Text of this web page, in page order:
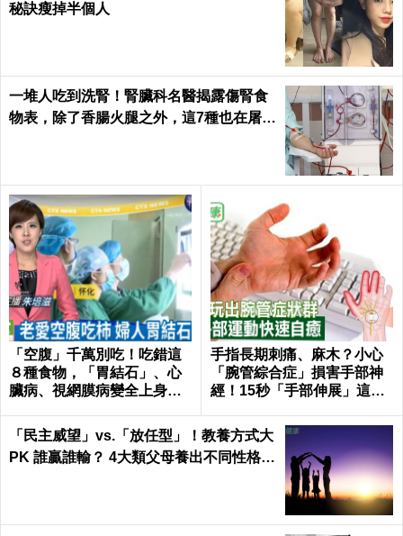
秘訣瘦掉半個人
一堆人吃到洗腎！腎臟科名醫揭露傷腎食
物表，除了香腸火腿之外，這7種也在屠殺
「空腹」千萬別吃！吃錯這
８種食物，「胃結石」、心
臟病、視網膜病變全上身｜
手指長期刺痛、麻木？小心
「腕管綜合症」損害手部神
經！15秒「手部伸展」這樣
「民主威望」vs.「放任型」！教養方式大
PK 誰贏誰輸？ 4大類父母養出不同性格的